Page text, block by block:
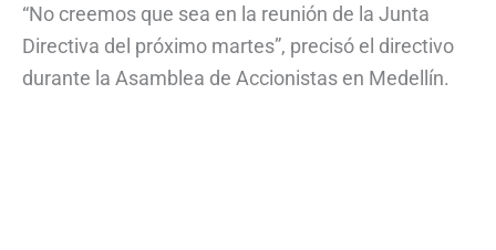
“No creemos que sea en la reunión de la Junta
Directiva del próximo martes”, precisó el directivo
durante la Asamblea de Accionistas en Medellín.